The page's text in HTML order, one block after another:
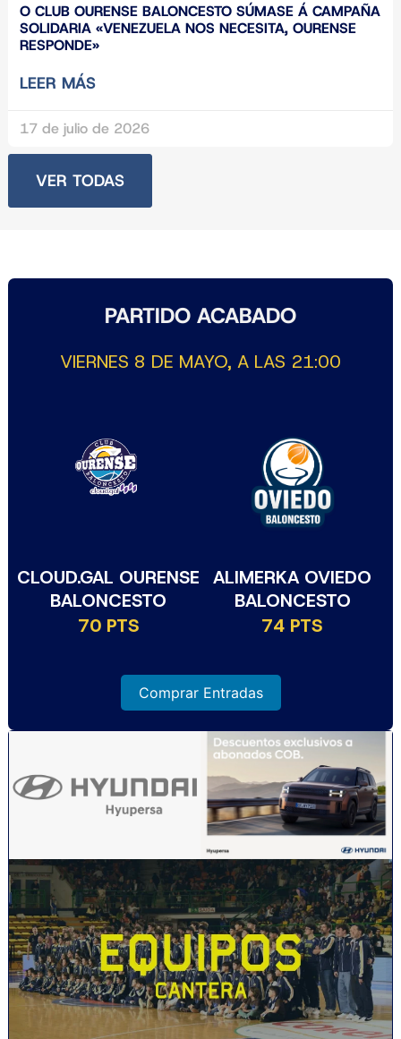
O CLUB OURENSE BALONCESTO SÚMASE Á CAMPAÑA
SOLIDARIA «VENEZUELA NOS NECESITA, OURENSE
RESPONDE»
LEER MÁS
17 de julio de 2026
VER TODAS
PARTIDO ACABADO
VIERNES 8 DE MAYO, A LAS 21:00
CLOUD.GAL OURENSE
BALONCESTO
70 PTS
ALIMERKA OVIEDO
BALONCESTO
74 PTS
Comprar Entradas